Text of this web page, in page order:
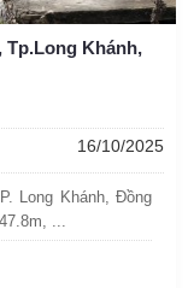
Tp.Long Khánh,
16/10/2025
Long Khánh, Đồng
...